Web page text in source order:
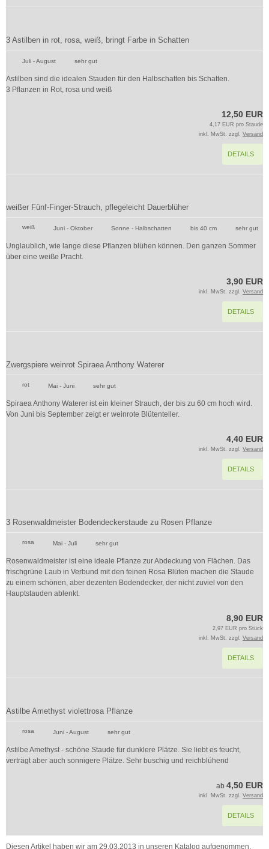
3 Astilben in rot, rosa, weiß, bringt Farbe in Schatten
Juli - August sehr gut
Astilben sind die idealen Stauden für den Halbschatten bis Schatten.
3 Pflanzen in Rot, rosa und weiß
12,50 EUR
4,17 EUR pro Staude
inkl. MwSt. zzgl. Versand
DETAILS
weißer Fünf-Finger-Strauch, pflegeleicht Dauerblüher
weiß Juni - Oktober Sonne - Halbschatten bis 40 cm sehr gut
Unglaublich, wie lange diese Pflanzen blühen können. Den ganzen Sommer
über eine weiße Pracht.
3,90 EUR
inkl. MwSt. zzgl. Versand
DETAILS
Zwergspiere weinrot Spiraea Anthony Waterer
rot Mai - Juni sehr gut
Spiraea Anthony Waterer ist ein kleiner Strauch, der bis zu 60 cm hoch wird.
Von Juni bis September zeigt er weinrote Blütenteller.
4,40 EUR
inkl. MwSt. zzgl. Versand
DETAILS
3 Rosenwaldmeister Bodendeckerstaude zu Rosen Pflanze
rosa Mai - Juli sehr gut
Rosenwaldmeister ist eine ideale Pflanze zur Abdeckung von Flächen. Das
frischgrüne Laub in Verbund mit den feinen Rosa Blüten machen die Staude
zu einem schönen, aber dezenten Bodendecker, der nicht zuviel von den
Hauptstauden ablenkt.
8,90 EUR
2,97 EUR pro Stück
inkl. MwSt. zzgl. Versand
DETAILS
Astilbe Amethyst violettrosa Pflanze
rosa Juni - August sehr gut
Astilbe Amethyst - schöne Staude für dunklere Plätze. Sie liebt es feucht,
verträgt aber auch sonnigere Plätze. Sehr buschig und reichblühend
ab 4,50 EUR
inkl. MwSt. zzgl. Versand
DETAILS
Diesen Artikel haben wir am 29.03.2013 in unseren Katalog aufgenommen.